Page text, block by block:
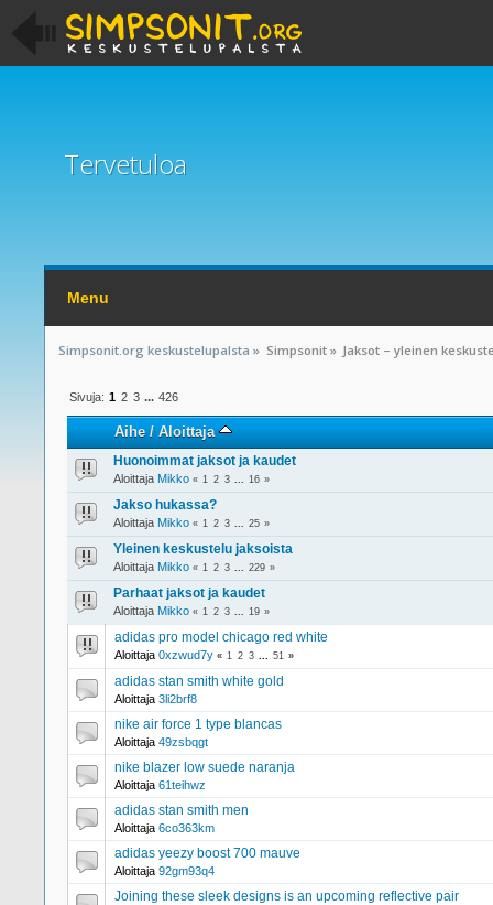
Tervetuloa
Menu
Simpsonit.org keskustelupalsta » Simpsonit» Jaksot – yleinen
Sivuja: 1 2 3 ... 426
Aihe/Aloittaja
Huonoimmat jaksot ja kaudet
Aloittaja Mikko « 1 2 3 16 »
Jakso hukassa?
Aloittaja Mikko « 1 2 3 25 »
Yleinen keskustelu jaksoista
Aloittaja Mikko « 1 2 3 229 »
Parhaat jaksot ja kaudet
Aloittaja Mikko « 1 2 3 19 »
adidas pro model chicago red white
Aloittaja 0xzwud7y « 1 2 3 51 »
adidas stan smith white gold
Aloittaja 3li2brf8
nike air force 1 type blancas
Aloittaja 49zsbqgt
nike blazer low suede naranja
Aloittaja 61teihwz
adidas stan smith men
Aloittaja 6co363km
adidas yeezy boost 700 mauve
Aloittaja 92gm93q4
Joining these sleek designs is an upcoming reflective pair